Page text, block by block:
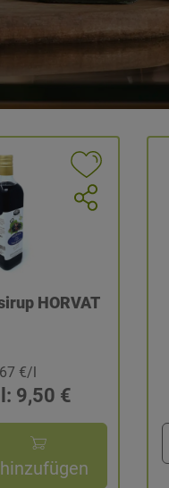
HORVAT
€/l
9,50 €
hinzufügen